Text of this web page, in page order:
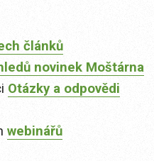
článků
novinek Moštárna
Otázky a odpovědi
webinářů